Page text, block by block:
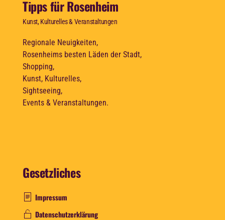
Tipps für Rosenheim
Kunst, Kulturelles & Veranstaltungen
Regionale Neuigkeiten,
Rosenheims besten Läden der Stadt,
Shopping,
Kunst, Kulturelles,
Sightseeing,
Events & Veranstaltungen.
Gesetzliches
Impressum
Datenschutzerklärung